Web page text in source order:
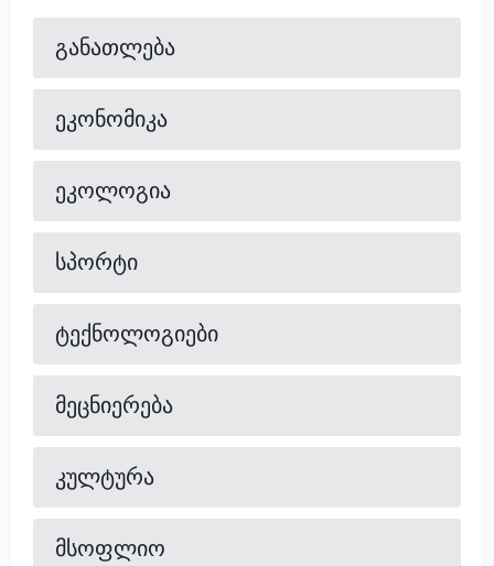
განათლება
ეკონომიკა
ეკოლოგია
სპორტი
ტექნოლოგიები
მეცნიერება
კულტურა
მსოფლიო